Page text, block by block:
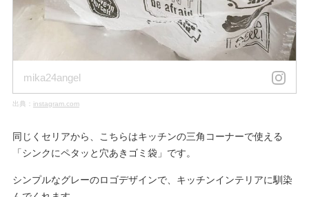
mika24angel
出典： instagram.com
同じくセリアから、こちらはキッチンの三角コーナーで使える
「シンクにペタッと穴あきゴミ袋」です。
シンプルなグレーのロゴデザインで、キッチンインテリアに馴染